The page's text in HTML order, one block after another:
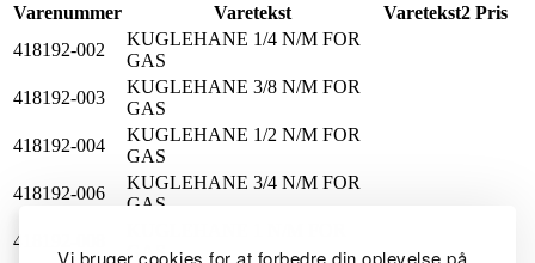
Vi bruger cookies for at forbedre din oplevelse på
Varenummer
Varetekst Varetekst2 Pris
418192-002
KUGLEHANE 1/4 N/M FOR
GAS
418192-003
KUGLEHANE 3/8 N/M FOR
GAS
418192-004
KUGLEHANE 1/2 N/M FOR
GAS
418192-006
KUGLEHANE 3/4 N/M FOR
GAS
418192-008
GAS